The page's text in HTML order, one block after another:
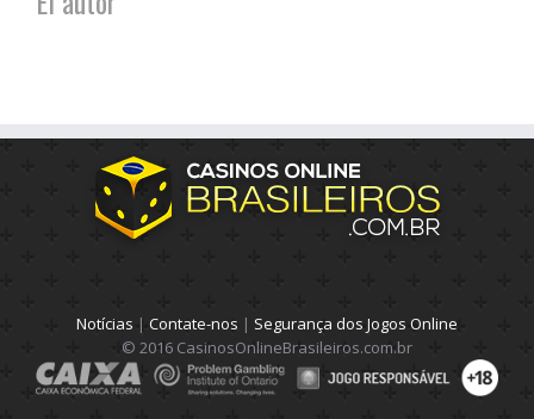
Notícias | Contate-nos | Segurança dos Jogos Online
© 2016 CasinosOnlineBrasileiros.com.br